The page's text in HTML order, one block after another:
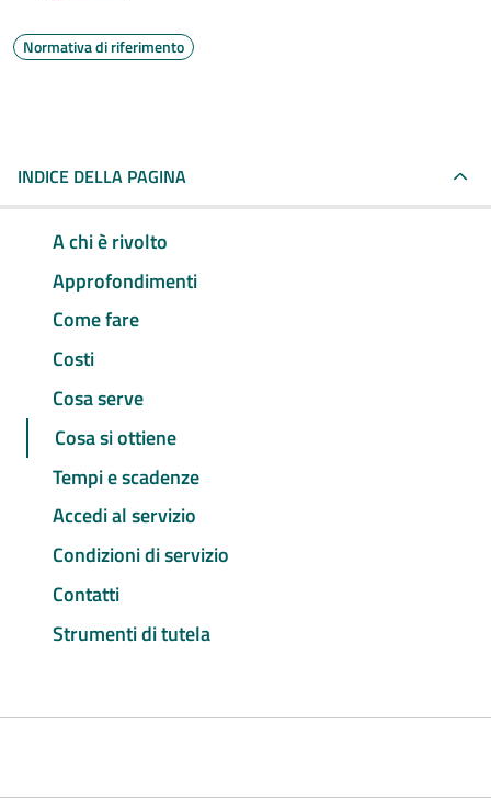
Normativa di riferimento
INDICE DELLA PAGINA
A chi è rivolto
Approfondimenti
Come fare
Costi
Cosa serve
Cosa si ottiene
Tempi e scadenze
Accedi al servizio
Condizioni di servizio
Contatti
Strumenti di tutela